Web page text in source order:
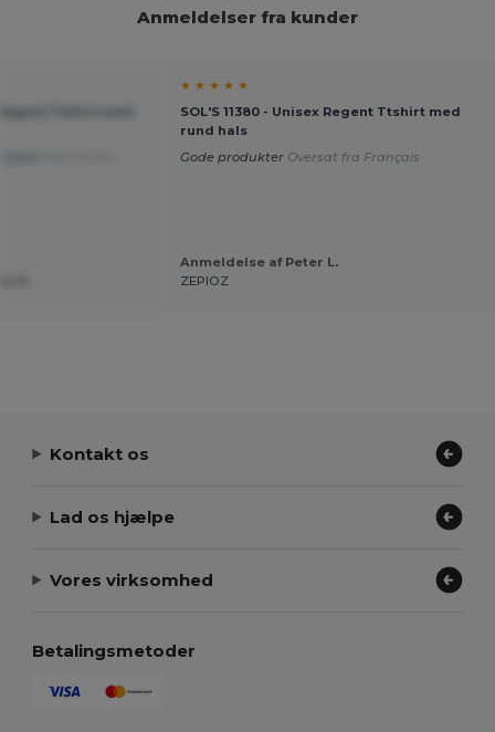
Anmeldelser fra kunder
★ ★ ★ ★ ★
SOL'S 11380 - Unisex Regent Ttshirt med
rund hals
Gode produkter Oversat fra Français
Anmeldelse af Peter L.
ZEPIOZ
Kontakt os
Lad os hjælpe
Vores virksomhed
Betalingsmetoder